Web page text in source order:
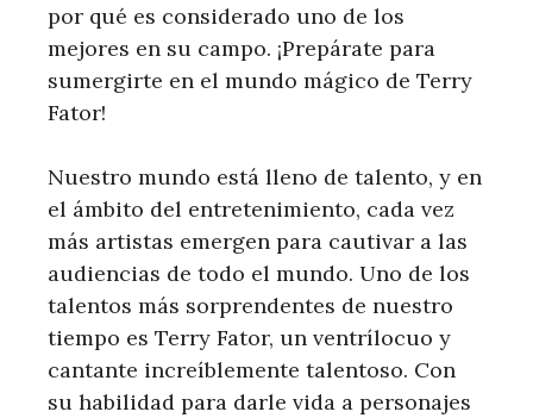
por qué es considerado uno de los
mejores en su campo. ¡Prepárate para
sumergirte en el mundo mágico de Terry
Fator!
Nuestro mundo está lleno de talento, y en
el ámbito del entretenimiento, cada vez
más artistas emergen para cautivar a las
audiencias de todo el mundo. Uno de los
talentos más sorprendentes de nuestro
tiempo es Terry Fator, un ventrílocuo y
cantante increíblemente talentoso. Con
su habilidad para darle vida a personajes